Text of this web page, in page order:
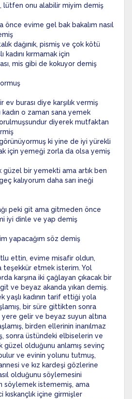
lütfen onu alabilir miyim demiş
önce evime gel bak bakalım nasıl
dağınık, pismiş ve çok kötü
kadını kırmamak için
mis gibi de kokuyor demiş
burası diye karşılık vermiş
kadın o zaman sana yemek
diyerek mutfaktan
ki yine de iyi yürekli
için yemeği zorla da olsa yemiş
güzel bir yemekti ama artık ben
kalıyorum daha sarı ineği
peki git ama gitmeden önce
iyi dinle ve yap demiş
yapacağım söz demiş
ettin, evime misafir oldun,
teşekkür etmek isterim. Yol
karşına iki çağlayan çıkacak bir
ve beyaz akanda yıkan demiş.
yaşlı kadının tarif ettiği yola
bir süre gittikten sonra
yere gelir ve beyaz suyun altına
birden ellerinin inanılmaz
sonra üstündeki elbiselerin ve
güzel olduğunu anlamış sevinç
bulur ve evinin yolunu tutmuş,
ve kız kardeşi gözlerine
olduğunu söylemesini
söylemek istememiş, ama
kıskançlık içine girmişler